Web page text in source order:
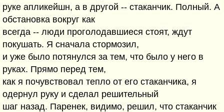
руке апликейшн, а в другой -- стаканчик. Полный. А
обстановка вокруг как
всегда -- люди проголодавшиеся стоят, ждут
покушать. Я сначала стормозил,
и уже было потянулся за тем, что было у него в
руках. Прямо перед тем,
как я почувствовал тепло от его стаканчика, я
одернул руку и сделал решительный
шаг назад. Паренек, видимо, решил, что стаканчик